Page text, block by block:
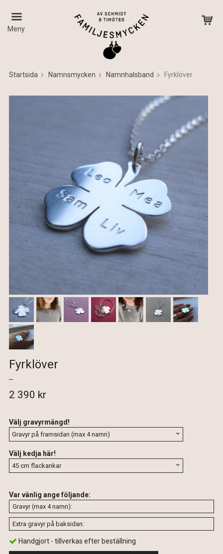
Meny
Startsida Namnsmycken Namnhalsband Fyrklöver
Fyrklöver
2 390 kr
Välj gravyrmängd!
Välj kedja här!
Var vänlig ange följande:
Handgjort - tillverkas efter beställning